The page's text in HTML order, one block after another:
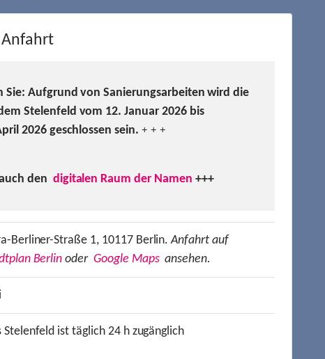
Sie: Aufgrund von Sanierungsarbeiten wird die
Stelenfeld vom 12. Januar 2026 bis
2026 geschlossen sein. + + +
den digitalen Raum der Namen +++
Berliner-Straße 1, 10117 Berlin.Anfahrt auf
Berlin oder Google Mapsansehen.
Stelenfeld ist täglich 24 h zugänglich